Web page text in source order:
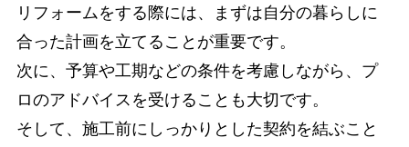
リフォームをする際には、まずは自分の暮らしに
合った計画を立てることが重要です。
次に、予算や工期などの条件を考慮しながら、プ
ロのアドバイスを受けることも大切です。
そして、施工前にしっかりとした契約を結ぶこと